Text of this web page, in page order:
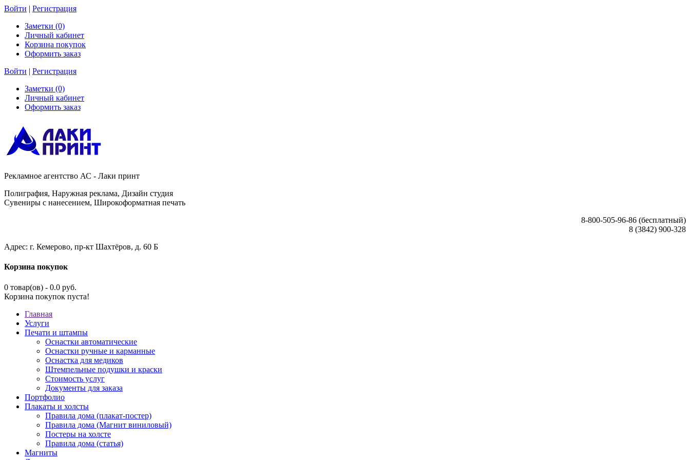
Войти | Регистрация
Заметки (0)
Личный кабинет
Корзина покупок
Оформить заказ
Войти | Регистрация
Заметки (0)
Личный кабинет
Оформить заказ
Рекламное агентство АС - Лаки принт
Полиграфия, Наружная реклама, Дизайн студия
Сувениры с нанесением, Широкоформатная печать
8-800-505-96-86 (бесплатный)
8 (3842) 900-328
Адрес: г. Кемерово, пр-кт Шахтёров, д. 60 Б
Корзина покупок
0 товар(ов) - 0.0 руб.
Корзина покупок пуста!
Главная
Услуги
Печати и штампы
Оснастки автоматические
Оснастки ручные и карманные
Оснастка для медиков
Штемпельные подушки и краски
Стоимость услуг
Документы для заказа
Портфолио
Плакаты и холсты
Правила дома (плакат-постер)
Правила дома (Магнит виниловый)
Постеры на холсте
Правила дома (статья)
Магниты